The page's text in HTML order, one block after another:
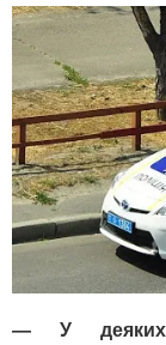
— У деяких